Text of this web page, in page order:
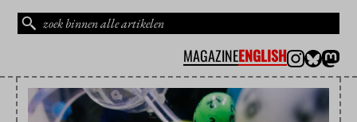
MAGAZINEENGLISH